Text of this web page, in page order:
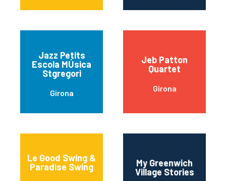
Jazz Petits
Escola MÚsica
Stgregori
Girona
Jeb Patton
Quartet
Girona
Le Good Swing &
Paradise Swing
My Greenwich
Village Stories